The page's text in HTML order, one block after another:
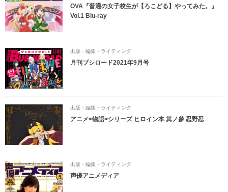
OVA『普通の女子校生が【ろこどる】やってみた。』
Vol.1 Blu-ray
出版・編集・ライティング
月刊ブシロード2021年9月号
出版・編集・ライティング
アニメ<物語>シリーズ ヒロイン本 其ノ參 忍野忍
出版・編集・ライティング
声優アニメディア